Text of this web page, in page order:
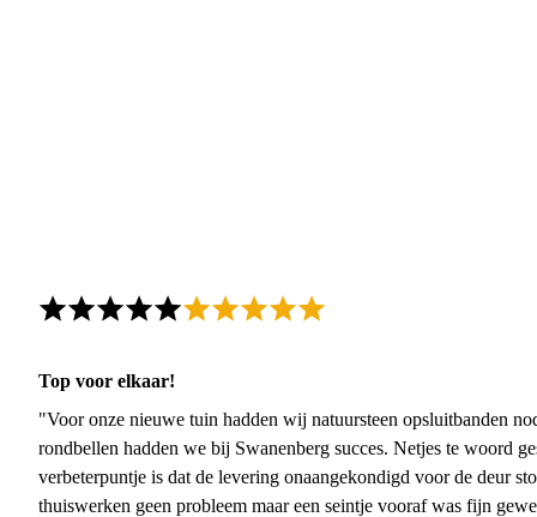
Top voor elkaar!
"Voor onze nieuwe tuin hadden wij natuursteen opsluitbanden
rondbellen hadden we bij Swanenberg succes. Netjes te woord
verbeterpuntje is dat de levering onaangekondigd voor de deur
thuiswerken geen probleem maar een seintje vooraf was fijn